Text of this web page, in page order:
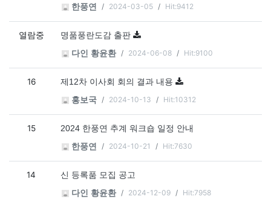
한풍연
2024-03-05 Hit:9412
열람중
명품풍란도감 출판
다인 황윤환
2024-06-08 Hit:9100
16
제12차 이사회 회의 결과 내용
홍보국
2024-10-13 Hit:10312
15
2024 한풍연 추계 워크숍 일정 안내
한풍연
2024-10-21 Hit:7630
14
신 등록품 모집 공고
다인 황윤환
2024-12-09 Hit:7958